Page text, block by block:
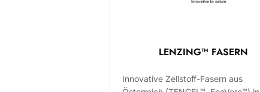
LENZING™ FASERN
Innovative Zellstoff-Fasern aus